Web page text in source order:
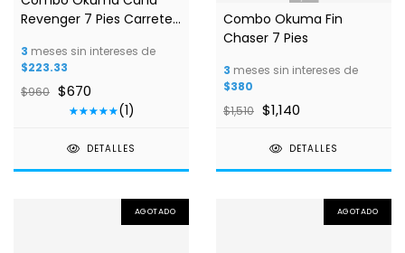
Revenger 7 Pies Carrete
3 meses sin intereses de
$223.33
$960 $670
(1)
DETALLES
Combo Okuma Fin
Chaser 7 Pies
3 meses sin intereses de
$380
$1,510 $1,140
DETALLES
AGOTADO AGOTADO